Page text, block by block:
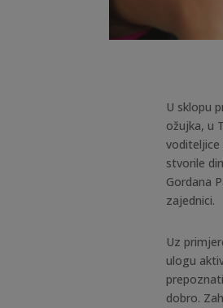
U sklopu
ožujka, u
voditeljice
stvorile
Gordana
zajednici.
Uz
ulogu
dobro.